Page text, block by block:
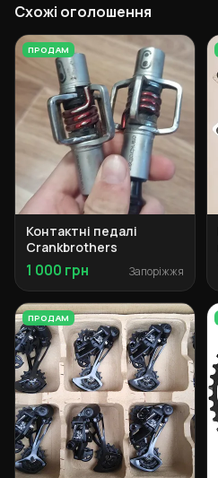
Схожі оголошення
ПРОДАМ
Контактні педалі
Crankbrothers
1 000 грн Запоріжжя
ПРОДАМ